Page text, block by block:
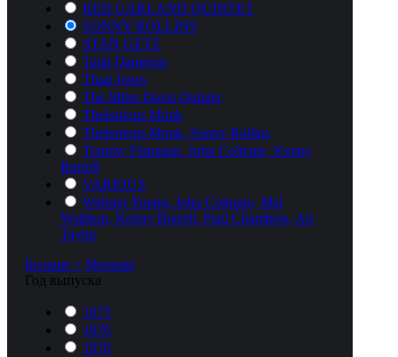
RED GARLAND QUINTET
SONNY ROLLINS
STAN GETZ
Tadd Dameron
Thad Jones
The Miles Davis Quintet
Thelonious Monk
Thelonious Monk, Sonny Rollins
Tommy Flanagan, John Coltrane, Kenny
Burrell
VARIOUS
Webster Young, John Coltrane, Mal
Waldron, Kenny Burrell, Paul Chambers, Art
Taylor
Больше + Меньше
Год выпуска
1975
1976
1978